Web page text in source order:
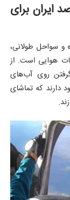
ایران برای
و سواحل طولانی،
هوایی است. از
روی آب‌های
دارند که تماشای